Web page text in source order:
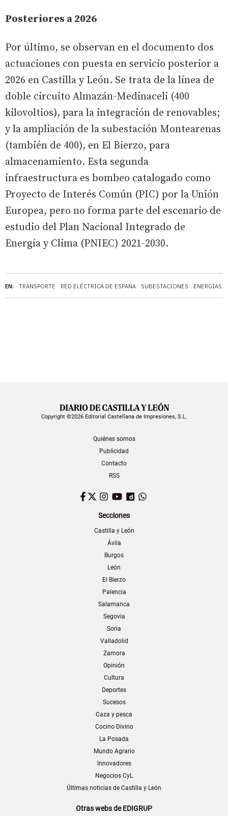
EN: TRANSPORTE RED ELÉCTRICA DE ESPAÑA SUBESTACIONES ENERGÍAS
Posteriores a 2026
Por último, se observan en el documento dos
actuaciones con puesta en servicio posterior a
2026 en Castilla y León. Se trata de la línea de
doble circuito Almazán-Medinaceli (400
kilovoltios), para la integración de renovables;
y la ampliación de la subestación Montearenas
(también de 400), en El Bierzo, para
almacenamiento. Esta segunda
infraestructura es bombeo catalogado como
Proyecto de Interés Común (PIC) por la Unión
Europea, pero no forma parte del escenario de
estudio del Plan Nacional Integrado de
Energía y Clima (PNIEC) 2021-2030.
Copyright ©2026 Editorial Castellana de Impresiones, S.L.
Quiénes somos
Publicidad
Contacto
RSS
Facebook
TwitterInstagram
YouTubeDailymotion
Secciones
Castilla y León
Ávila
Burgos
León
El Bierzo
Palencia
Salamanca
Segovia
Soria
Valladolid
Zamora
Opinión
Cultura
Deportes
Sucesos
Caza y pesca
Cocino Divino
La Posada
Mundo Agrario
Innovadores
Negocios CyL
Últimas noticias de Castilla y León
Otras webs de EDIGRUP